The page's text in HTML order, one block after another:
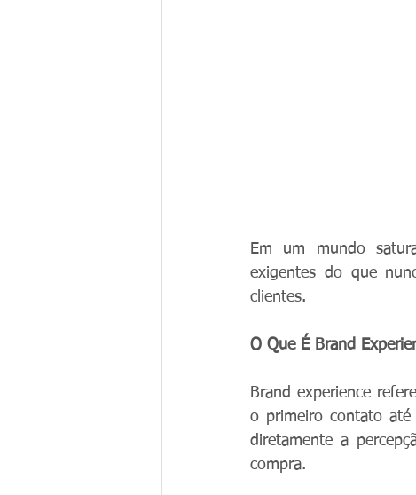
Em um mundo
exigentes do que
clientes.
O Que É Brand
Brand experience
o primeiro contato até
diretamente a
compra.